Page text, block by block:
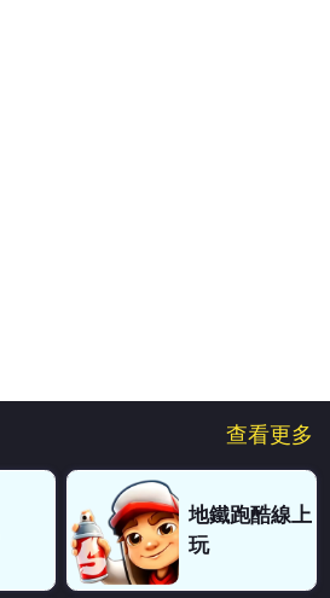
查看更多
地鐵跑酷線上
玩